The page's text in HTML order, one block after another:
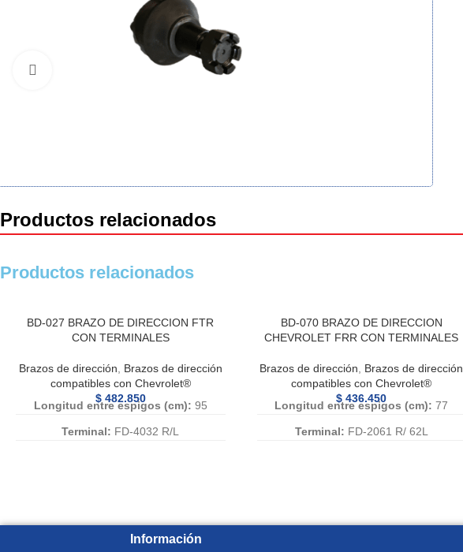
Productos relacionados
Productos relacionados
BD-027 BRAZO DE DIRECCION FTR
CON TERMINALES
Brazos de dirección
Brazos de dirección
compatibles con Chevrolet®
$482.850
Longitud entre espigos (cm): 95
Terminal: FD-4032 R/L
027, BD027
BD-070 BRAZO DE DIRECCION
CHEVROLET FRR CON TERMINALES
Brazos de dirección
Brazos de dirección
compatibles con Chevrolet®
$ 436.450
Longitud entre espigos (cm): 77
Terminal: FD-2061 R/ 62L
070, BD070
Información